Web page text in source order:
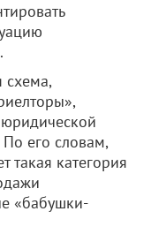
схема,
его словам,
такая категория
«бабушки-